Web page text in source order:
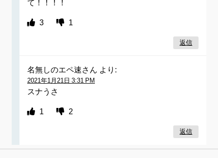
て！！！！
3 1
返信
名無しのエペ速さん より:
2021年1月21日 3:31 PM
スナうさ
1 2
返信